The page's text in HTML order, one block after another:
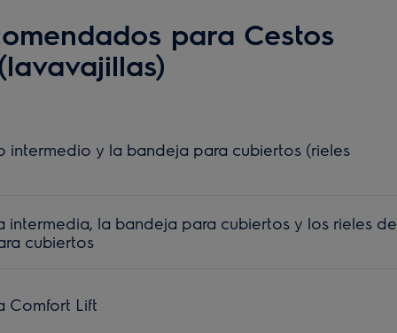
para Cestos
intermedio y la bandeja para cubiertos (rieles
intermedia, la bandeja para cubiertos y los rieles de
cubiertos
Comfort Lift